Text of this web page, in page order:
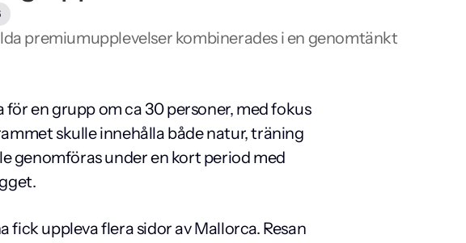
premiumupplevelser kombinerades i en genomtänkt
en grupp om ca 30 personer, med fokus
skulle innehålla både natur, träning
genomföras under en kort period med
uppleva flera sidor av Mallorca. Resan